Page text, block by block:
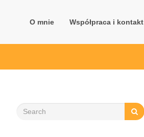
O mnie Współpraca i kontakt